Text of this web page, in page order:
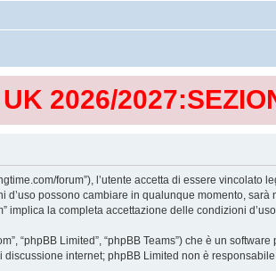
2026/
forum”), l’utente accetta di essere
possono cambiare in qualunque momento,
implica la completa accettazione delle condizioni
“phpBB Limited”, “phpBB Teams”) che è un
discussione internet; phpBB Limited non è